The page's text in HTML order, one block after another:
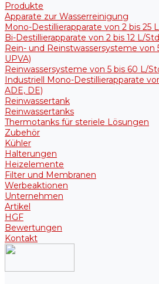
Produkte
Apparate zur Wasserreinigung
Mono-Destillierapparate von 2 bis 25
Bi-Destillierapparate von 2 bis 12 L/
Rein- und Reinstwassersysteme von
UPVA)
Reinwassersysteme von 5 bis 60 L/
Industriell Mono-Destillierapparate
ADE, DE)
Reinwassertank
Reinwassertanks
Thermotanks für steriele Lösungen
Zubehör
Kühler
Halterungen
Heizelemente
Filter und Membranen
Werbeaktionen
Unternehmen
Artikel
HGF
Bewertungen
Kontakt